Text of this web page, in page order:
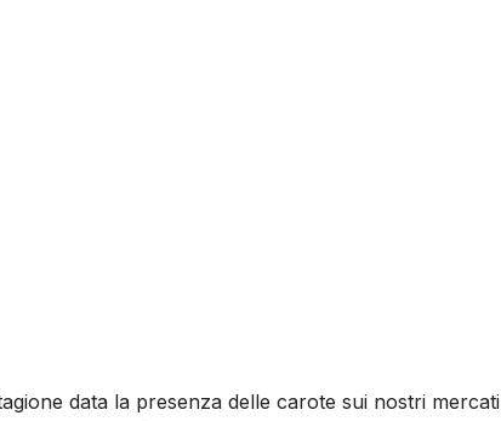
data la presenza delle carote sui nostri mercati